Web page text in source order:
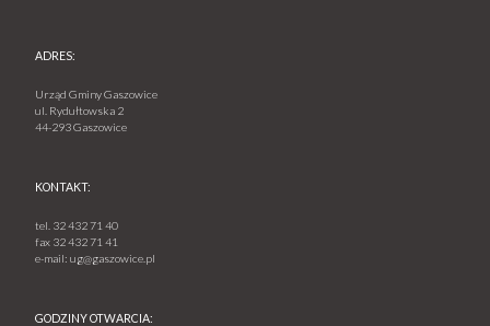
ADRES:
Urząd Gminy Gaszowice
ul. Rydułtowska 2
44-293 Gaszowice
KONTAKT:
tel. 32 432 71 40
fax 32 432 71 41
e-mail:ug@gaszowice.pl
GODZINY OTWARCIA: